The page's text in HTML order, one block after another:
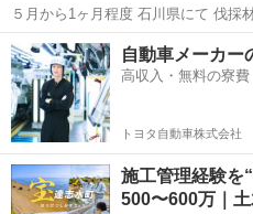
５月から1ヶ月程度 石川県にて 伐採
ただける業者様を募集しております。 ⭐︎ダンプ持ち込みでお願いし
す。 ☆宿舎は弊社で用意します ⭐︎常用単価
願いいたしま...
石川 鳳珠郡 穴水駅
自動車メーカー
高収入・無料の寮
トヨタ自動車株式会社
施工管理経験を
500〜600万｜土